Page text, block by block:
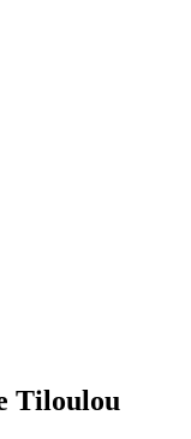
Tiloulou